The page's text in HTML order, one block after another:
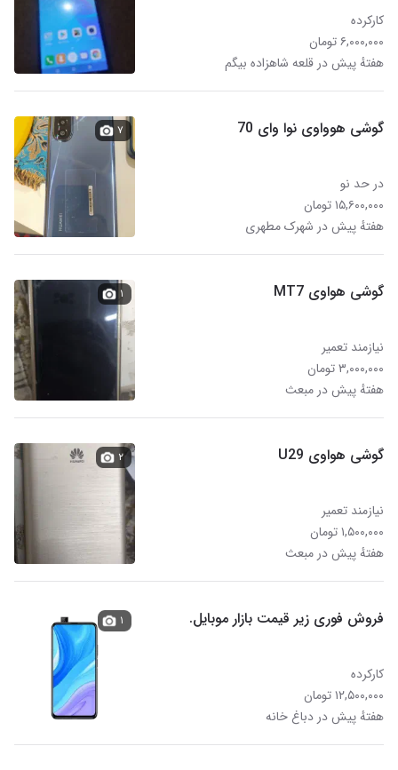
کارکرده
۶,۰۰۰,۰۰۰ تومان
هفتهٔ پیش در قلعه شاهزاده بیگم
گوشی هوواوی نوا وای 70
در حد نو
۱۵,۶۰۰,۰۰۰ تومان
هفتهٔ پیش در شهرک مطهری
۷
گوشی هواوی MT7
نیازمند تعمیر
۳,۰۰۰,۰۰۰ تومان
هفتهٔ پیش در مبعث
۱
گوشی هواوی U29
نیازمند تعمیر
۱,۵۰۰,۰۰۰ تومان
هفتهٔ پیش در مبعث
۲
فروش فوری زیر قیمت بازار موبایل.
کارکرده
۱۲,۵۰۰,۰۰۰ تومان
هفتهٔ پیش در دباغ خانه
۱